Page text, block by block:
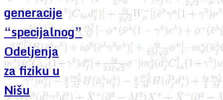
generacije
“specijalnog”
Odeljenja
za fiziku u
Nišu